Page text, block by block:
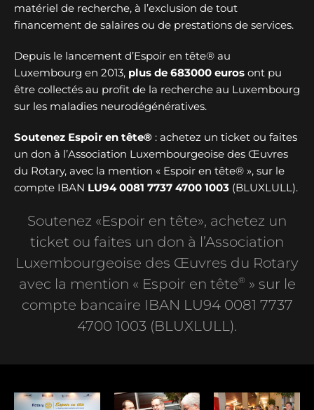
matériel de recherche, à l’exclusion de tout
financement de salaires ou de prestations de services.
Depuis le lancement d’Espoir en tête® au
Luxembourg en 2013, plus de 683000 euros ont pu
être collectés au profit de la recherche au Luxembourg
sur les maladies neurodégénératives.
Soutenez Espoir en tête® : achetez un ticket ou faites
un don à l’Association Luxembourgeoise des Œuvres
du Rotary, avec la mention « Espoir en tête® », sur le
compte IBAN LU94 0081 7737 4700 1003 (BLUXLULL).
Soutenez «Espoir en tête», achetez un
ticket ou faites un don à l’Association
Luxembourgeoise des Œuvres du Rotary
avec la mention « Espoir en tête® » sur le
compte bancaire IBAN LU94 0081 7737
4700 1003 (BLUXLULL).